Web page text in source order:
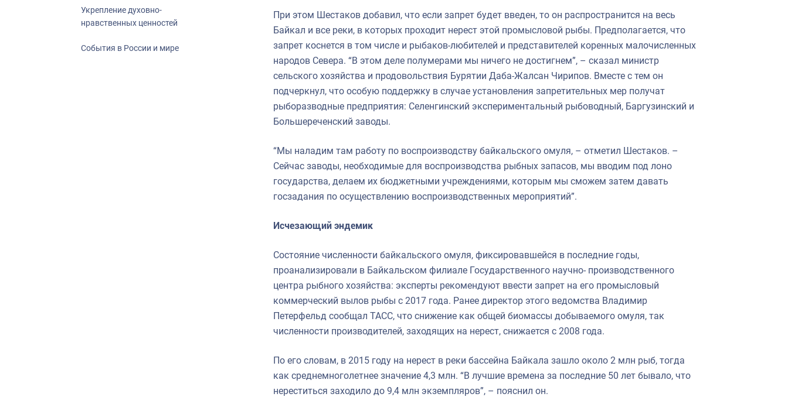
Укрепление духовно-
нравственных ценностей
События в России и мире
При этом Шестаков добавил, что если запрет будет введен, то он распространится на весь
Байкал и все реки, в которых проходит нерест этой промысловой рыбы. Предполагается, что
запрет коснется в том числе и рыбаков-любителей и представителей коренных малочисленных
народов Севера. “В этом деле полумерами мы ничего не достигнем”, – сказал министр
сельского хозяйства и продовольствия Бурятии Даба-Жалсан Чирипов. Вместе с тем он
подчеркнул, что особую поддержку в случае установления запретительных мер получат
рыборазводные предприятия: Селенгинский экспериментальный рыбоводный, Баргузинский и
Большереченский заводы.
“Мы наладим там работу по воспроизводству байкальского омуля, – отметил Шестаков. –
Сейчас заводы, необходимые для воспроизводства рыбных запасов, мы вводим под лоно
государства, делаем их бюджетными учреждениями, которым мы сможем затем давать
госзадания по осуществлению воспроизводственных мероприятий”.
Исчезающий эндемик
Состояние численности байкальского омуля, фиксировавшейся в последние годы,
проанализировали в Байкальском филиале Государственного научно- производственного
центра рыбного хозяйства: эксперты рекомендуют ввести запрет на его промысловый
коммерческий вылов рыбы с 2017 года. Ранее директор этого ведомства Владимир
Петерфельд сообщал ТАСС, что снижение как общей биомассы добываемого омуля, так
численности производителей, заходящих на нерест, снижается с 2008 года.
По его словам, в 2015 году на нерест в реки бассейна Байкала зашло около 2 млн рыб, тогда
как среднемноголетнее значение 4,3 млн. “В лучшие времена за последние 50 лет бывало, что
нереститься заходило до 9,4 млн экземпляров”, – пояснил он.